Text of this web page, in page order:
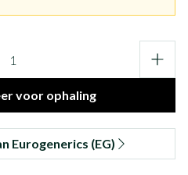
voor ophaling
Eurogenerics (EG)